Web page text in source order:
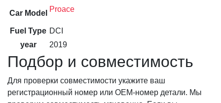
Car Model Proace
Fuel Type DCI
year
2019
Подбор и совместимость
Для проверки совместимости укажите ваш
регистрационный номер или OEM-номер детали. Мы